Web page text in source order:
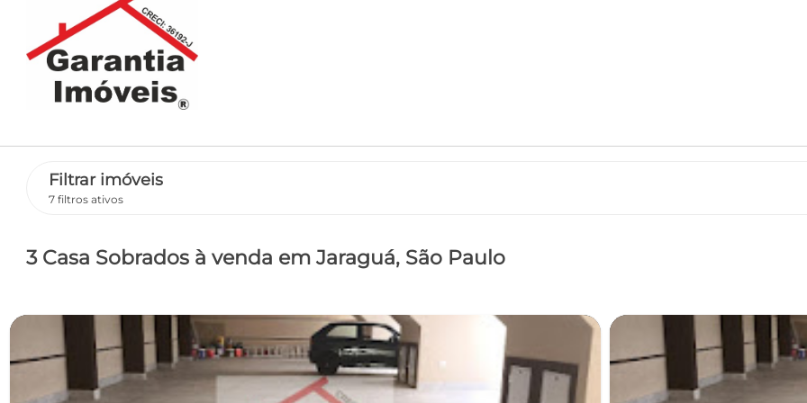
Filtrar imóveis
7 filtros ativos
3 Casa Sobrados à venda em Jaraguá, São Paulo